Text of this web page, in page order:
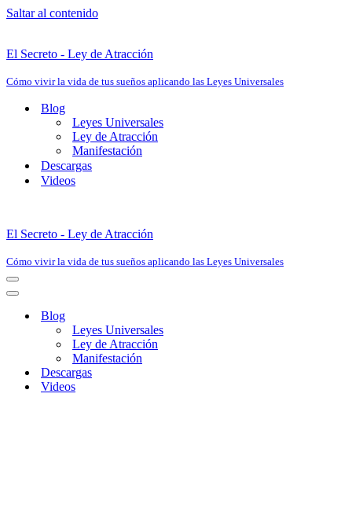
Saltar al contenido
El Secreto - Ley de Atracción
Cómo vivir la vida de tus sueños aplicando las Leyes Universales
Blog
Leyes Universales
Ley de Atracción
Manifestación
Descargas
Videos
El Secreto - Ley de Atracción
Cómo vivir la vida de tus sueños aplicando las Leyes Universales
Menú
de
Menú
navegación
Blog
Leyes Universales
Ley de Atracción
Manifestación
Descargas
Videos